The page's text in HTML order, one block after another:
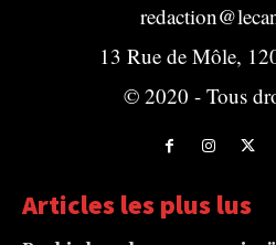
13 Rue de Môle,
© 2020 - Tous
Articles les plus lus